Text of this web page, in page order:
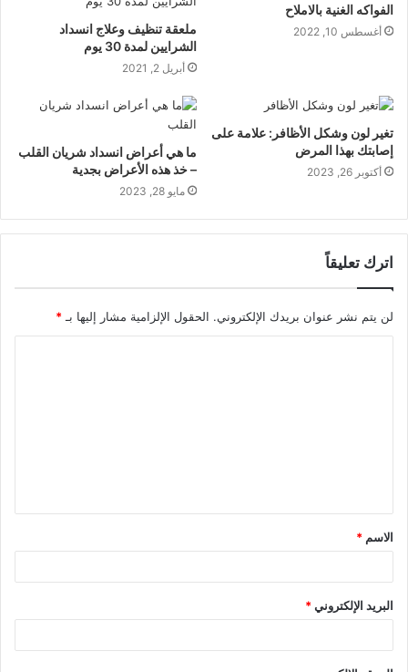
الفواكه الغنية بالاملاح
أغسطس 10, 2022
ملعقة تنظيف وعلاج انسداد
الشرايين لمدة 30 يوم
أبريل 2, 2021
تغير لون وشكل الأظافر: علامة على
إصابتك بهذا المرض
أكتوبر 26, 2023
ما هي أعراض انسداد شريان القلب
– خذ هذه الأعراض بجدية
مايو 28, 2023
اترك تعليقاً
لن يتم نشر عنوان بريدك الإلكتروني. الحقول الإلزامية مشار إليها بـ *
ق
*
الاسم *
البريد الإلكتروني*